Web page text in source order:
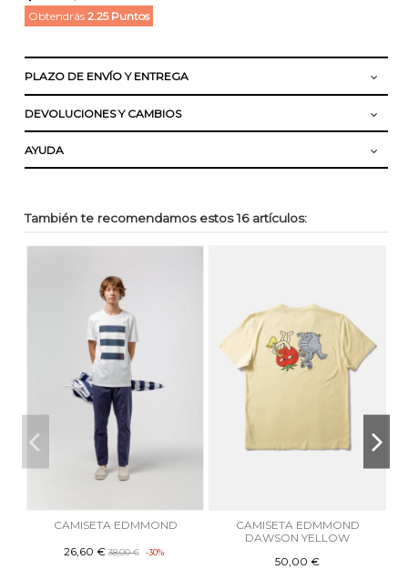
Obtendrás 2.25 Puntos
PLAZO DE ENVÍO Y ENTREGA
DEVOLUCIONES Y CAMBIOS
AYUDA
También te recomendamos estos 16 artículos:
CAMISETA EDMMOND
26,60 € 38,00 € -30%
CAMISETA EDMMOND
DAWSON YELLOW
50,00 €